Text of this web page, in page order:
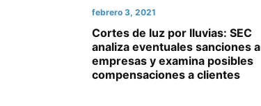
febrero 3, 2021
Cortes de luz por lluvias: SEC
analiza eventuales sanciones a
empresas y examina posibles
compensaciones a clientes